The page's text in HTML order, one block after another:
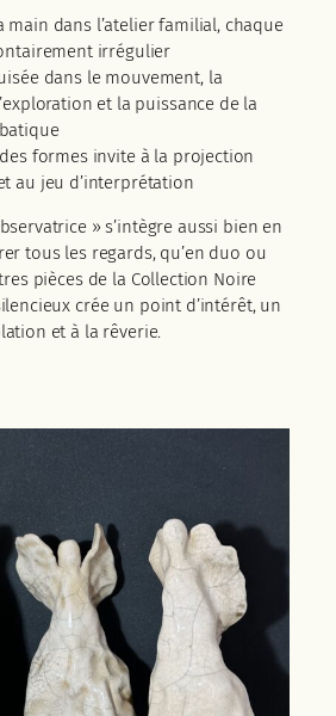
main dans l’atelier familial, chaque
irrégulier
dans le mouvement, la
et la puissance de la
formes invite à la projection
au jeu d’interprétation
» s’intègre aussi bien en
tous les regards, qu’en duo ou
pièces de la Collection Noire
crée un point d’intérêt, un
et à la rêverie.